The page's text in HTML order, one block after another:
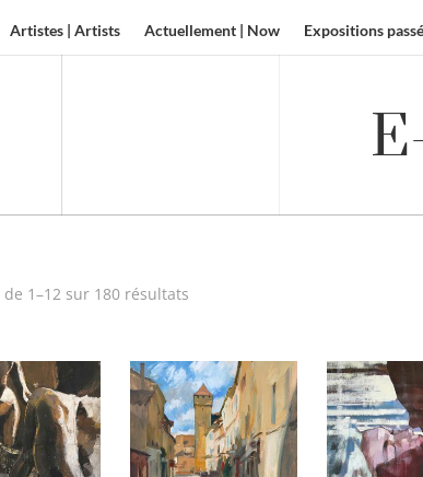
Artistes | Artists Actuellement | Now Expositions
1–12 sur 180 résultats